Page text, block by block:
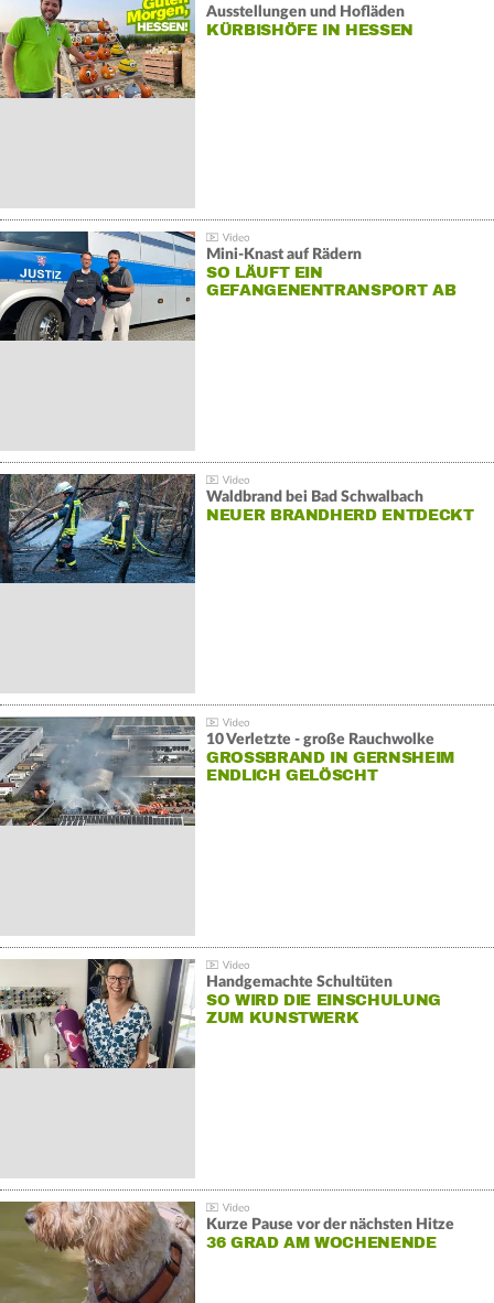
Ausstellungen und Hofläden
KÜRBISHÖFE IN HESSEN
Mini-Knast auf Rädern
SO LÄUFT EIN
GEFANGENENTRANSPORT AB
Waldbrand bei Bad Schwalbach
NEUER BRANDHERD ENTDECKT
10 Verletzte - große Rauchwolke
GROSSBRAND IN GERNSHEIM E
NDLICH GELÖSCHT
Handgemachte Schultüten
SO WIRD DIE EINSCHULUNG
ZUM KUNSTWERK
Kurze Pause vor der nächsten Hitze
36 GRAD AM WOCHENENDE